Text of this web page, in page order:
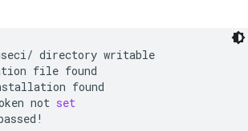
directory writable
file found
found
not set